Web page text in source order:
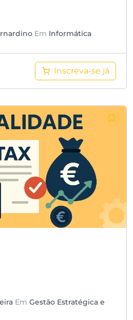
Em Informática
Inscreva-se já
Em Gestão Estratégica e